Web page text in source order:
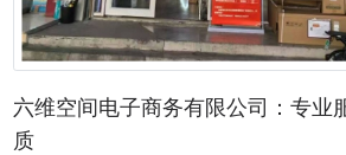
情和更加坚定的决心，投身于公益事业之中
值，为社会贡献更多力量，续写更加辉煌灿
企业发展的基石之上。在原材料的采购环节
筛选，只与信誉良好、质量可靠的供应商合
层层检验，确保符合高标准的质量要求，绝
者健康的庄严承诺。在生产过程中，华康宏
诚信的工作态度。严格按照规范的生产流程操
六维空间电子商务有限公司：专业
质